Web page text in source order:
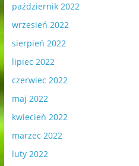
październik 2022
wrzesień 2022
sierpień 2022
lipiec 2022
czerwiec 2022
maj 2022
kwiecień 2022
marzec 2022
luty 2022